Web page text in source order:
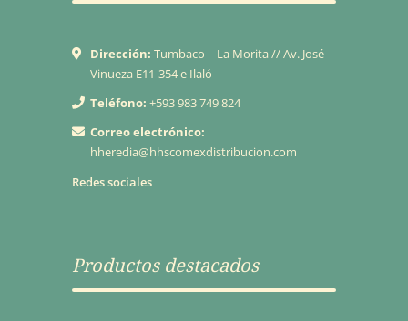
Dirección: Tumbaco – La Morita // Av. José
Vinueza E11-354 e Ilaló
Teléfono: +593 983 749 824
Correo electrónico:
hheredia@hhscomexdistribucion.com
Redes sociales
Productos destacados